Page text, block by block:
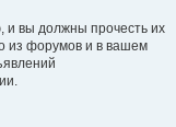
вы должны прочесть их
из форумов и в вашем